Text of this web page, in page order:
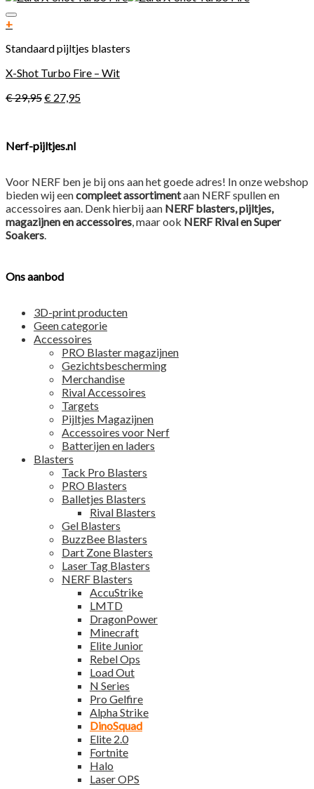
+
Standaard pijltjes blasters
X-Shot Turbo Fire – Wit
€29,95€ 27,95
Nerf-pijltjes.nl
Voor NERF ben je bij ons aan het goede adres! In onze webshop
bieden wij eencompleet assortimentaan NERF spullen en
accessoires aan. Denk hierbij aan NERF blasters, pijltjes,
magazijnen en accessoires, maar ook NERF Rival en Super
Soakers.
Ons aanbod
3D-print producten
Geen categorie
Accessoires
PRO Blaster magazijnen
Gezichtsbescherming
Merchandise
Rival Accessoires
Targets
Pijltjes Magazijnen
Accessoires voor Nerf
Batterijen en laders
Blasters
Tack Pro Blasters
PRO Blasters
Balletjes Blasters
Rival Blasters
Gel Blasters
BuzzBee Blasters
Dart Zone Blasters
Laser Tag Blasters
NERF Blasters
AccuStrike
LMTD
DragonPower
Minecraft
Elite Junior
Rebel Ops
Load Out
N Series
Pro Gelfire
Alpha Strike
DinoSquad
Elite 2.0
Fortnite
Halo
Laser OPS